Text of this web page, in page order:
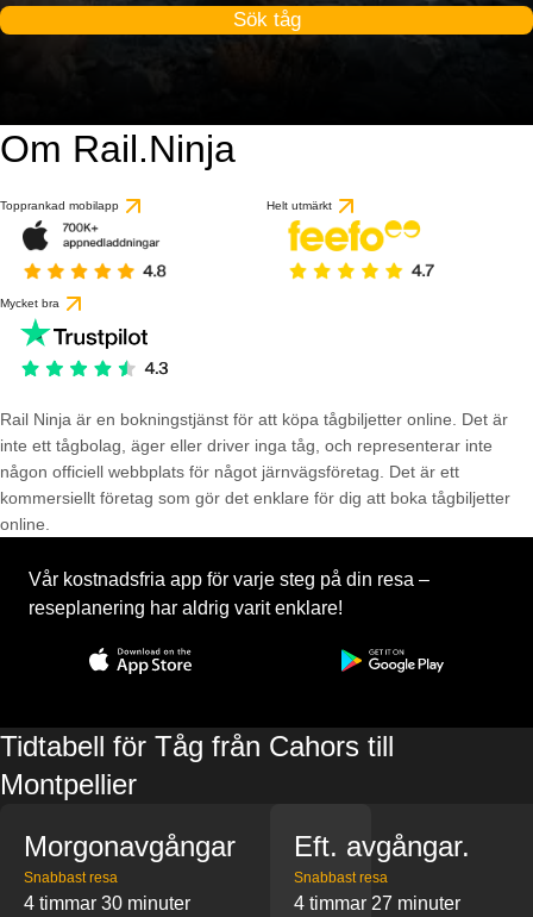
Sök tåg
Om Rail.Ninja
Topprankad mobilapp Helt utmärkt
Mycket bra
Rail Ninja är en bokningstjänst för att köpa tågbiljetter online. Det är
inte ett tågbolag, äger eller driver inga tåg, och representerar inte
någon officiell webbplats för något järnvägsföretag. Det är ett
kommersiellt företag som gör det enklare för dig att boka tågbiljetter
online.
Vår kostnadsfria app för varje steg på din resa –
reseplanering har aldrig varit enklare!
Tidtabell för Tåg från Cahors till
Montpellier
Morgonavgångar
Snabbast resa
4 timmar 30 minuter
Eft. avgångar.
Snabbast resa
4 timmar 27 minuter